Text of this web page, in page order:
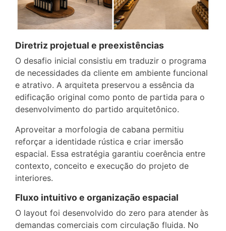
Diretriz projetual e preexistências
O desafio inicial consistiu em traduzir o programa
de necessidades da cliente em ambiente funcional
e atrativo. A arquiteta preservou a essência da
edificação original como ponto de partida para o
desenvolvimento do partido arquitetônico.
Aproveitar a morfologia de cabana permitiu
reforçar a identidade rústica e criar imersão
espacial. Essa estratégia garantiu coerência entre
contexto, conceito e execução do projeto de
interiores.
Fluxo intuitivo e organização espacial
O layout foi desenvolvido do zero para atender às
demandas comerciais com circulação fluida. No